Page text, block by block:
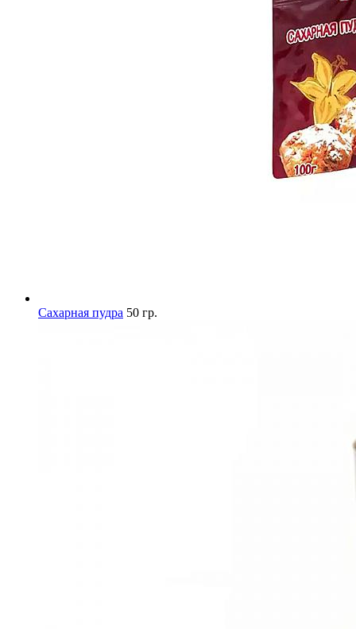
Сахарная пудра 50 гр.